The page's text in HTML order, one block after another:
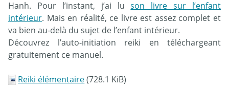
Hanh. Pour l’instant, j’ai luson livre sur l’enfant
intérieur. Mais en réalité, ce livre est assez complet et
va bien au-delà du sujet de l’enfant intérieur.
Découvrez l’auto-initiation reiki en téléchargeant
gratuitement ce manuel.
Reiki élémentaire(728.1 KiB)